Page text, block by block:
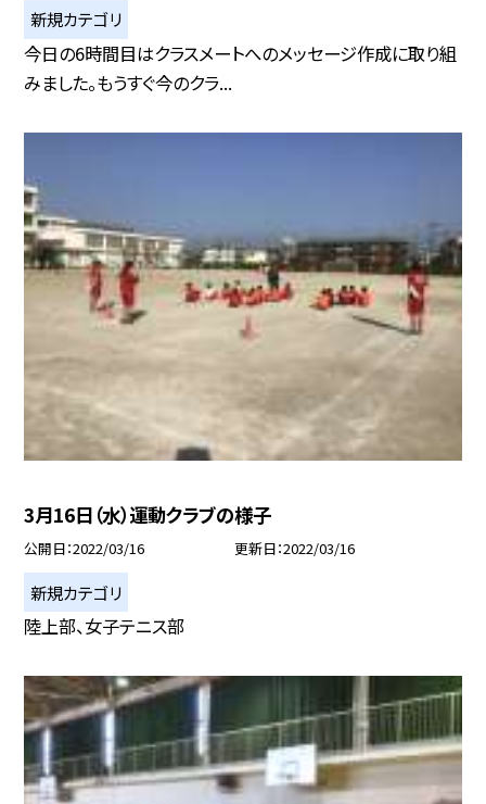
新規カテゴリ
今日の6時間目はクラスメートへのメッセージ作成に取り組
みました。もうすぐ今のクラ...
3月16日（水）運動クラブの様子
公開日 2022/03/16 更新日 2022/03/16
新規カテゴリ
陸上部、女子テニス部